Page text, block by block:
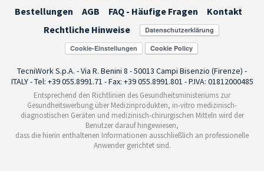
Bestellungen
AGB FAQ - Häufige Fragen
Kontakt
Rechtliche Hinweise
Cookie-Einstellungen
TecniWork S.p.A. - Via R. Benini 8 - 50013 Campi Bisenzio (Firenze) -
ITALY - Tel: +39 055.8991.71 - Fax: +39 055.8991.801 - P.IVA: 01812000485
Entsprechend den Richtlinien des Gesundheitsministeriums zur
Gesundheitswerbung über Medizinprodukten, in-vitro medizinisch-
diagnostischen Geräten und medizinisch-chirurgischen Mitteln wird der
Benutzer darauf hingewiesen,
dass die hierin enthaltenen Informationen ausschließlich an professionelle
Anwender gerichtet sind.